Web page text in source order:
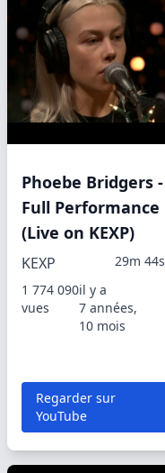
Phoebe Bridgers -
Full Performance
(Live on KEXP)
KEXP
29m 44s
1 774 090
vues
il y a
7 années,
10 mois
Regarder sur
YouTube